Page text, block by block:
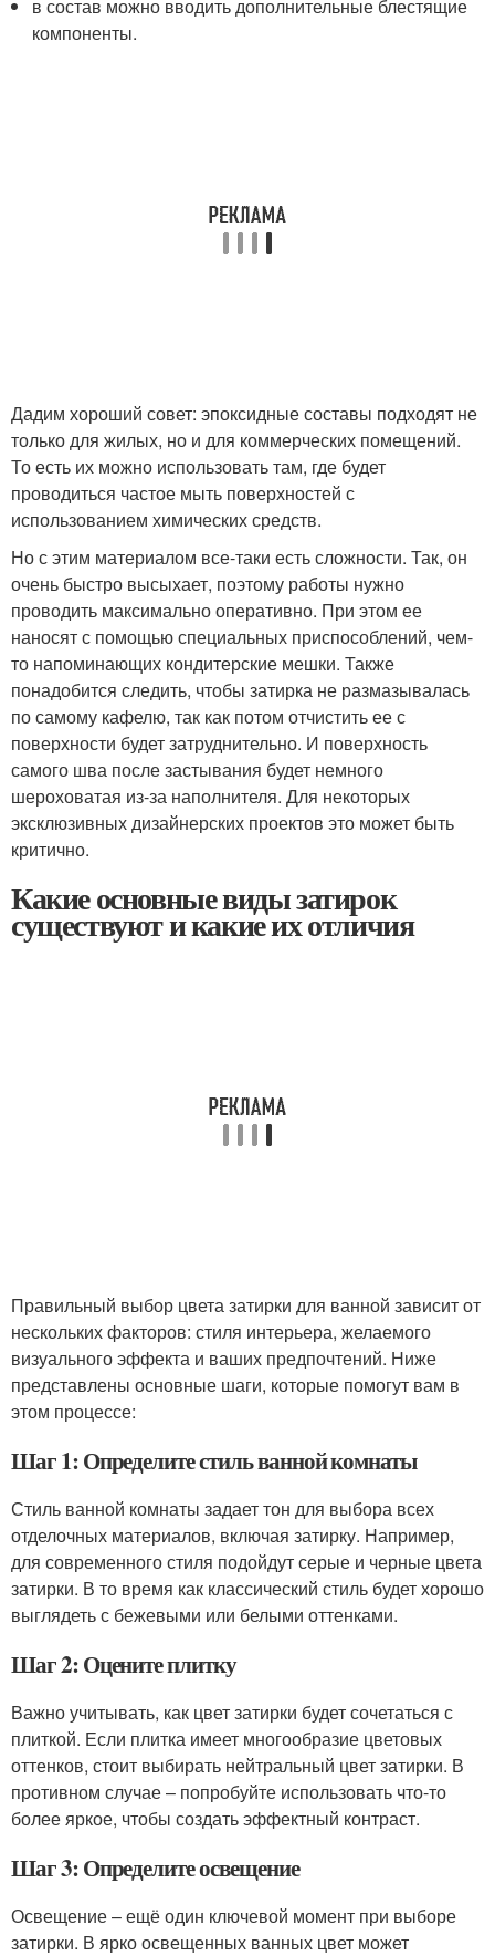
в состав можно вводить дополнительные блестящие
компоненты.
Дадим хороший совет: эпоксидные составы подходят не
только для жилых, но и для коммерческих помещений.
То есть их можно использовать там, где будет
проводиться частое мыть поверхностей с
использованием химических средств.
Но с этим материалом все-таки есть сложности. Так, он
очень быстро высыхает, поэтому работы нужно
проводить максимально оперативно. При этом ее
наносят с помощью специальных приспособлений, чем-
то напоминающих кондитерские мешки. Также
понадобится следить, чтобы затирка не размазывалась
по самому кафелю, так как потом отчистить ее с
поверхности будет затруднительно. И поверхность
самого шва после застывания будет немного
шероховатая из-за наполнителя. Для некоторых
эксклюзивных дизайнерских проектов это может быть
критично.
Какие основные виды затирок
существуют и какие их отличия
Правильный выбор цвета затирки для ванной зависит от
нескольких факторов: стиля интерьера, желаемого
визуального эффекта и ваших предпочтений. Ниже
представлены основные шаги, которые помогут вам в
этом процессе:
Шаг 1: Определите стиль ванной комнаты
Стиль ванной комнаты задает тон для выбора всех
отделочных материалов, включая затирку. Например,
для современного стиля подойдут серые и черные цвета
затирки. В то время как классический стиль будет хорошо
выглядеть с бежевыми или белыми оттенками.
Шаг 2: Оцените плитку
Важно учитывать, как цвет затирки будет сочетаться с
плиткой. Если плитка имеет многообразие цветовых
оттенков, стоит выбирать нейтральный цвет затирки. В
противном случае – попробуйте использовать что-то
более яркое, чтобы создать эффектный контраст.
Шаг 3: Определите освещение
Освещение – ещё один ключевой момент при выборе
затирки. В ярко освещенных ванных цвет может